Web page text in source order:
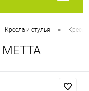
Кресла и стулья • Кресла
МЕТТА